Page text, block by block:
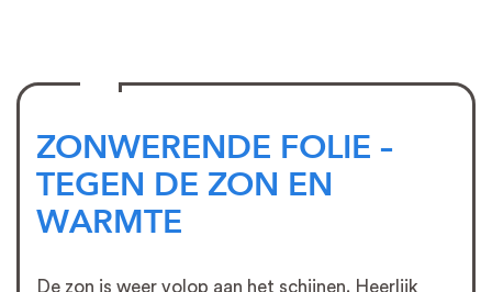
ZONWERENDE FOLIE –
TEGEN DE ZON EN
WARMTE
De zon is weer volop aan het schijnen. Heerlijk